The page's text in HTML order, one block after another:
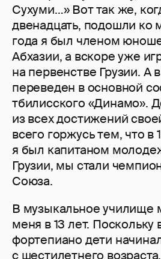
Сухуми…» Вот так же,
двенадцать, подошли ко
года я был членом
Абхазии, а вскоре уже
на первенстве Грузии. А
переведен в основной
тбилисского «Динамо».
из всех достижений
всего горжусь тем, что в
я был капитаном
Грузии, мы стали
Союза.
В музыкальное училище
меня в 13 лет. Поскольку
фортепиано дети
с шестилетнего